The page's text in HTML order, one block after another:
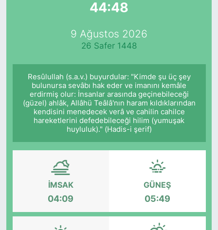
44:48
9 Ağustos 2026
26 Safer 1448
Resûlullah (s.a.v.) buyurdular: "Kimde şu üç şey
bulunursa sevâbı hak eder ve imanını kemâle
erdirmiş olur: İnsanlar arasında geçinebileceği
(güzel) ahlâk, Allâhü Teâlâ'nın haram kıldıklarından
kendisini menedecek verâ ve cahilin cahilce
hareketlerini defedebileceği hilim (yumuşak
huyluluk)." (Hadis-i şerif)
İMSAK
04:09
GÜNEŞ
05:49
Spor
ŞİRKET HABERLERİ
SAVUNMA SANAYİ
FUAR HABERLERİ
FUAR TAKVİMİ
Amerika Fuarları
FUAR RAPORU
FESTİVAL TAKVİMİ